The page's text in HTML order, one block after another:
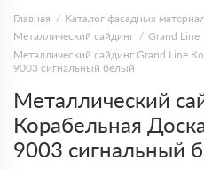
Главная Каталог фасадных
Металлический сайдинг
Grand Line
Металлический сайдинг Grand Line
9003 сигнальный белый
Металлический
Корабельная
9003 сигнальный